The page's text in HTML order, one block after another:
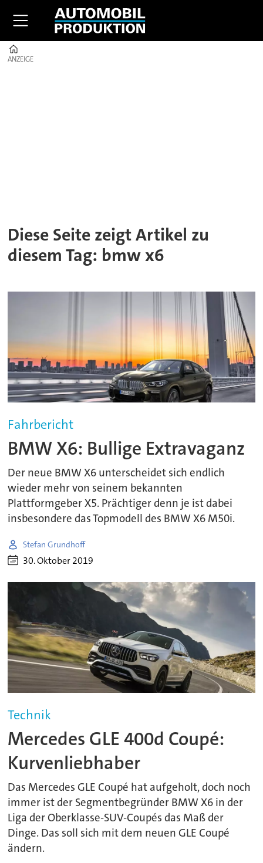
ANZEIGE
ANZEIGE
Diese Seite zeigt Artikel zu
diesem Tag: bmw x6
Fahrbericht
BMW X6: Bullige Extravaganz
Der neue BMW X6 unterscheidet sich endlich
wieder mehr von seinem bekannten
Plattformgeber X5. Prächtiger denn je ist dabei
insbesondere das Topmodell des BMW X6 M50i.
Stefan Grundhoff
30. Oktober 2019
Technik
Mercedes GLE 400d Coupé:
Kurvenliebhaber
Das Mercedes GLE Coupé hat aufgeholt, doch noch
immer ist der Segmentbegründer BMW X6 in der
Liga der Oberklasse-SUV-Coupés das Maß der
Dinge. Das soll sich mit dem neuen GLE Coupé
ändern.